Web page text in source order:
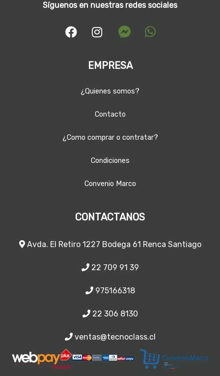
Síguenos en nuestras redes sociales
EMPRESA
¿Quienes somos?
Contacto
¿Como comprar o contratar?
Condiciones
Convenio Marco
CONTACTANOS
Avda. El Retiro 1227 Bodega 61 Renca Santiago
22 709 91 39
975166318
22 306 8130
ventas@tecnoclass.cl